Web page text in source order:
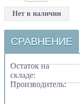
Нет в наличии
СРАВНЕНИЕ
Остаток на
складе:
Производитель: